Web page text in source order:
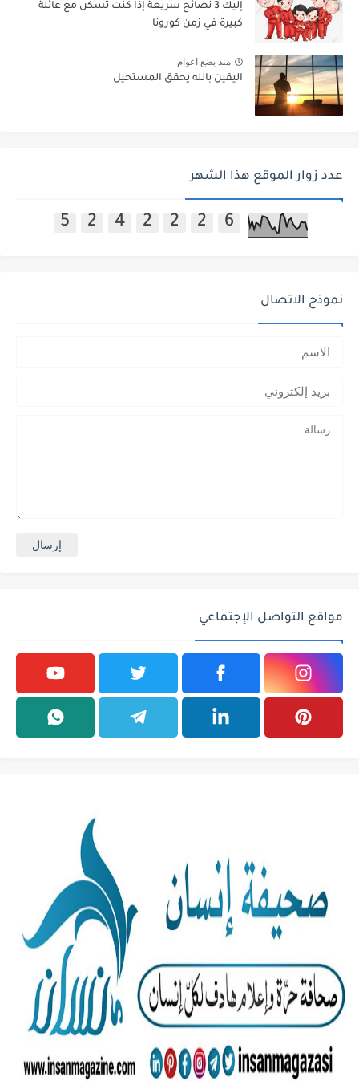
إليك 3 نصائح سريعة إذا كنت تسكن مع عائلة
كبيرة في زمن كورونا
منذ بضع اعوام
اليقين بالله يحقق المستحيل
عدد زوار الموقع هذا الشهر
5 2 4 2 2 2 6
نموذج الاتصال
مواقع التواصل الإجتماعي